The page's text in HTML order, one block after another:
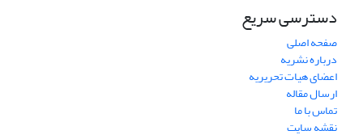
دسترسی سریع
صفحه اصلی
درباره نشریه
اعضای هیات تحریریه
ارسال مقاله
تماس با ما
نقشه سایت